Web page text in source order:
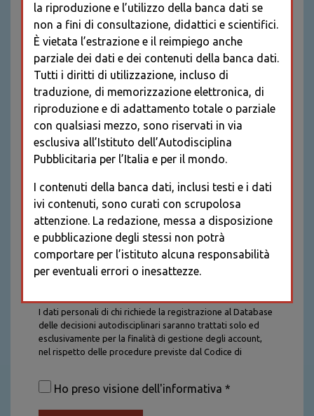
I dati personali di chi richiede la registrazione al Database
delle decisioni autodisciplinari saranno trattati solo ed
esclusivamente per la finalità di gestione degli account,
nel rispetto delle procedure previste dal Codice di
saranno trattati con tutte le cautele richieste dalla legge e
saranno conservati per la durata stabilita caso per caso
Ho preso visione dell'informativa *
la riproduzione e l’utilizzo della banca dati se
non a fini di consultazione, didattici e scientifici.
È vietata l’estrazione e il reimpiego anche
parziale dei dati e dei contenuti della banca dati.
Tutti i diritti di utilizzazione, incluso di
traduzione, di memorizzazione elettronica, di
riproduzione e di adattamento totale o parziale
con qualsiasi mezzo, sono riservati in via
esclusiva all’Istituto dell’Autodisciplina
Pubblicitaria per l’Italia e per il mondo.
I contenuti della banca dati, inclusi testi e i dati
ivi contenuti, sono curati con scrupolosa
attenzione. La redazione, messa a disposizione
e pubblicazione degli stessi non potrà
comportare per l’istituto alcuna responsabilità
per eventuali errori o inesattezze.